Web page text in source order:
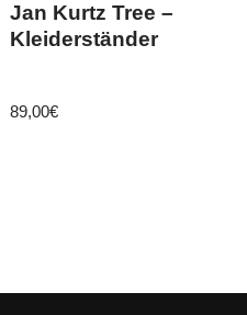
Jan Kurtz Tree –
Kleiderständer
89,00€